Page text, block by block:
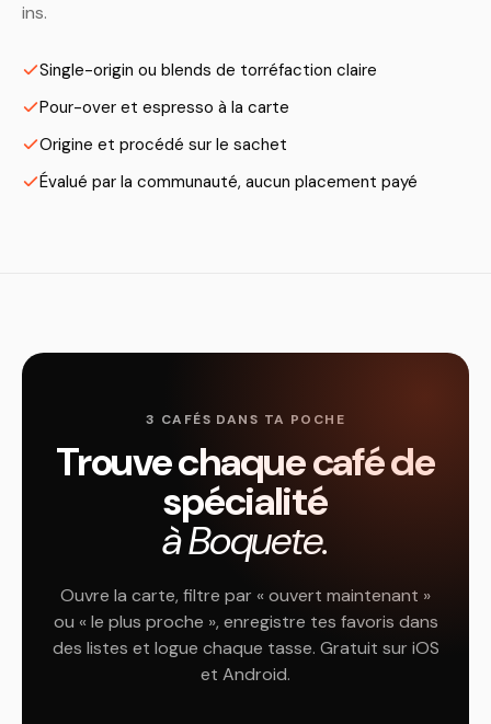
ins.
Single-origin ou blends de torréfaction claire
Pour-over et espresso à la carte
Origine et procédé sur le sachet
Évalué par la communauté, aucun placement payé
3 CAFÉS DANS TA POCHE
Trouve chaque café de
spécialité
à Boquete.
Ouvre la carte, filtre par « ouvert maintenant »
ou « le plus proche », enregistre tes favoris dans
des listes et logue chaque tasse. Gratuit sur iOS
et Android.